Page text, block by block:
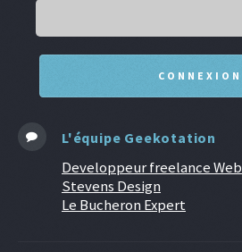
L'équipe Geekotation
Developpeur freelance Web
Stevens Design
Le Bucheron Expert